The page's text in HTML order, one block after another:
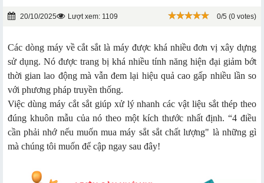
20/10/2025 Lượt xem: 1109 0/5 (0 votes)
Các dòng máy về cắt sắt là máy được khá nhiều đơn vị xây dựng
sử dụng. Nó được trang bị khá nhiều tính năng hiện đại giảm bớt
thời gian lao động mà vẫn đem lại hiệu quả cao gấp nhiều lần so
với phương pháp truyền thống.
Việc dùng máy cắt sắt giúp xử lý nhanh các vật liệu sắt thép theo
đúng khuôn mẫu của nó theo một kích thước nhất định. “4 điều
cần phải nhớ nếu muốn mua máy sắt sắt chất lượng" là những gì
mà chúng tôi muốn để cập ngay sau đây!